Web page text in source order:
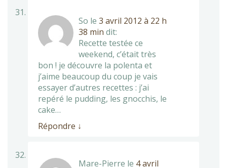
So le 3 avril 2012 à 22 h
38 min dit:
Recette testée ce
weekend, c’était très
bon ! je découvre la polenta et
j’aime beaucoup du coup je vais
essayer d’autres recettes : j’ai
repéré le pudding, les gnocchis, le
cake…
Répondre ↓
Mare-Pierre le 4 avril